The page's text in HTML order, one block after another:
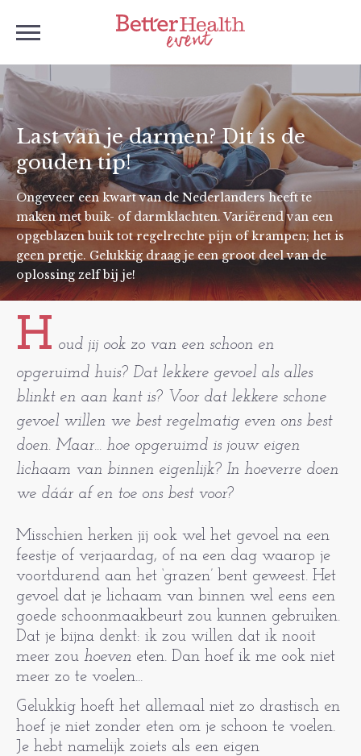
Last van je darmen? Dit is de
gouden tip!
Ongeveer een kwart van de Nederlanders heeft te
maken met buik- of darmklachten. Variërend van een
opgeblazen buik tot regelrechte pijn of krampen; het is
geen pretje. Gelukkig draag je een groot deel van de
oplossing zelf bij je!
H oud jij ook zo van een schoon en
opgeruimd huis? Dat lekkere gevoel als alles
blinkt en aan kant is? Voor dat lekkere schone
gevoel willen we best regelmatig even ons best
doen. Maar... hoe opgeruimd is jouw eigen
lichaam van binnen eigenlijk? In hoeverre doen
we dáár af en toe ons best voor?
Misschien herken jij ook wel het gevoel na een
feestje of verjaardag, of na een dag waarop je
voortdurend aan het ‘grazen’ bent geweest. Het
gevoel dat je lichaam van binnen wel eens een
goede schoonmaakbeurt zou kunnen gebruiken.
Dat je bijna denkt: ik zou willen dat ik nooit
meer zou hoeven eten. Dan hoef ik me ook niet
meer zo te voelen...
Gelukkig hoeft het allemaal niet zo drastisch en
hoef je niet zonder eten om je schoon te voelen.
Je hebt namelijk zoiets als een eigen